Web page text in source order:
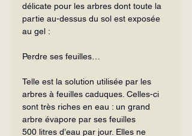
délicate pour les arbres dont toute la
partie au-dessus du sol est exposée
au gel :
Perdre ses feuilles…
Telle est la solution utilisée par les
arbres à feuilles caduques. Celles-ci
sont très riches en eau : un grand
arbre évapore par ses feuilles
500 litres d’eau par jour. Elles ne